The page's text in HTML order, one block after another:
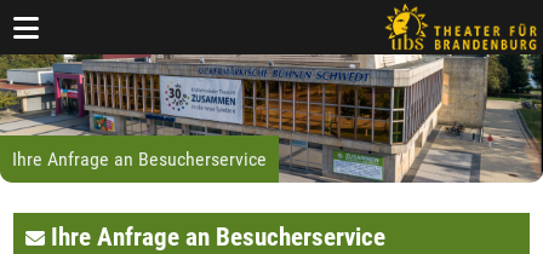
Ihre Anfrage an Besucherservice
Ihre Anfrage an Besucherservice